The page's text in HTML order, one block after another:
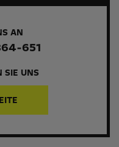
AN
651
SIE UNS